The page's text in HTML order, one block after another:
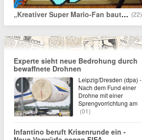
„Kreativer Super Mario-Fan baut Domino-Kunstwerke aus insgesamt 148.777 Dominosteinen“ (22)
Experte sieht neue Bedrohung durch
bewaffnete Drohnen
Leipzig/Dresden (dpa) -
Nach dem Fund einer
Drohne mit einer
Sprengvorrichtung am
(01)
Infantino beruft Krisenrunde ein -